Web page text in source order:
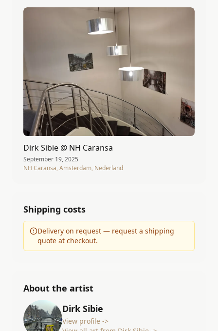
Dirk Sibie @ NH Caransa
September 19, 2025
NH Caransa, Amsterdam, Nederland
Shipping costs
Delivery on request — request a shipping
quote at checkout.
About the artist
Dirk Sibie
View profile ->